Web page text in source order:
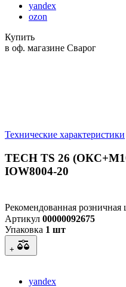
yandex
ozon
Купить
в оф. магазине Сварог
Технические характеристики
TECH TS 26
IOW8004-20
Рекомендованная розничная
Артикул 00000092675
Упаковка 1 шт
+
yandex